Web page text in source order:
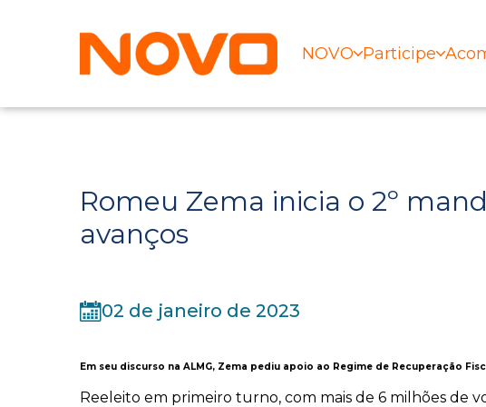
NOVO Participe
Romeu Zema inicia o 2º
avanços
02 de janeiro de 2023
Em seu discurso na ALMG, Zema pediu apoio ao Regime de Recuperação
Reeleito em primeiro turno, com mais de 6 milhões de